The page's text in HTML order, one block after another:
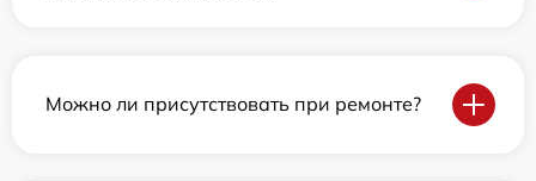
Можно ли присутствовать при ремонте?